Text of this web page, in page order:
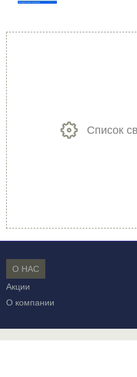
Список
О НАС
Акции
О компании